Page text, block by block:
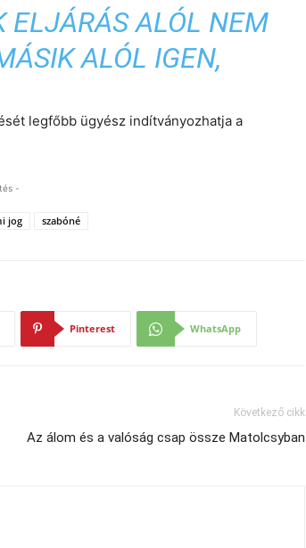
ELJÁRÁS ALÓL NEM
ALÓL IGEN,
legfőbb ügyész indítványozhatja a
-
jog szabóné
Pinterest WhatsApp
Következő cikk
Az álom és a valóság csap össze Matolcsyban